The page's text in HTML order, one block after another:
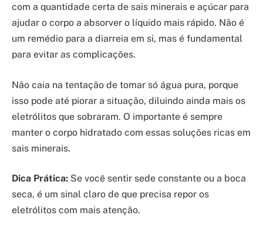
com a quantidade certa de sais minerais e açúcar para
ajudar o corpo a absorver o líquido mais rápido. Não é
um remédio para a diarreia em si, mas é fundamental
para evitar as complicações.
Não caia na tentação de tomar só água pura, porque
isso pode até piorar a situação, diluindo ainda mais os
eletrólitos que sobraram. O importante é sempre
manter o corpo hidratado com essas soluções ricas em
sais minerais.
Dica Prática: Se você sentir sede constante ou a boca
seca, é um sinal claro de que precisa repor os
eletrólitos com mais atenção.